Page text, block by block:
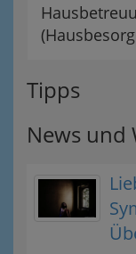
Tipps
News und